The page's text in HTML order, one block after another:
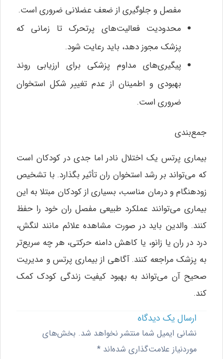
مفصل و جلوگیری از ضعف عضلانی ضروری است.
محدودیت فعالیت‌های پرتحرک تا زمانی که
پزشک مجوز دهد، باید رعایت شود.
پیگیری‌های مداوم پزشکی برای ارزیابی روند
بهبودی و اطمینان از عدم تغییر شکل استخوان
ضروری است.
جمع‌بندی
بیماری پرتس یک اختلال نادر اما جدی در کودکان است
که می‌تواند بر رشد استخوان ران تأثیر بگذارد. با تشخیص
زودهنگام و درمان مناسب، بسیاری از کودکان مبتلا به این
بیماری می‌توانند عملکرد طبیعی مفصل ران خود را حفظ
کنند. والدین باید در صورت مشاهده علائم مانند لنگش،
درد در ران یا زانو، یا کاهش دامنه حرکتی، هر چه سریع‌تر
به پزشک مراجعه کنند. آگاهی از بیماری پرتس و مدیریت
صحیح آن می‌تواند به بهبود کیفیت زندگی کودک کمک
کند.
ارسال یک دیدگاه
نشانی ایمیل شما منتشر نخواهد شد. بخش‌های
موردنیاز علامت‌گذاری شده‌اند *